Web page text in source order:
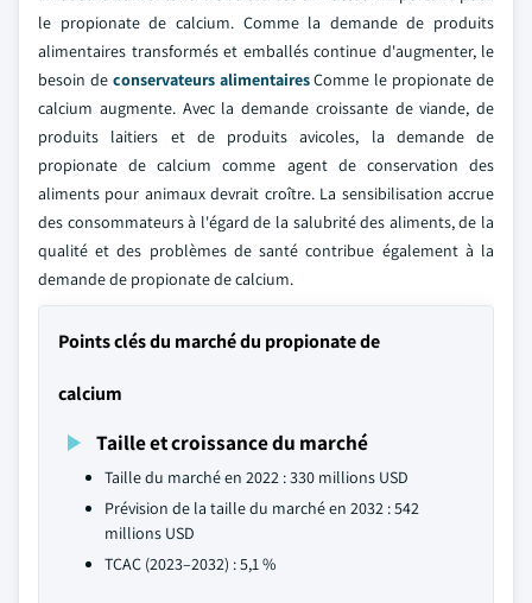
le propionate de calcium. Comme la demande de produits
alimentaires transformés et emballés continue d'augmenter, le
besoin de conservateurs alimentairesComme le propionate de
calcium augmente. Avec la demande croissante de viande, de
produits laitiers et de produits avicoles, la demande de
propionate de calcium comme agent de conservation des
aliments pour animaux devrait croître. La sensibilisation accrue
des consommateurs à l'égard de la salubrité des aliments, de la
qualité et des problèmes de santé contribue également à la
demande de propionate de calcium.
Points clés du marché du propionate de
calcium
Taille et croissance du marché
Taille du marché en 2022 : 330 millions USD
Prévision de la taille du marché en 2032 : 542
millions USD
TCAC (2023–2032) : 5,1 %